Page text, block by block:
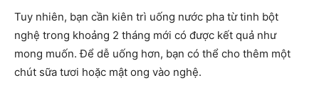
Tuy nhiên, bạn cần kiên trì uống nước pha từ tinh bột
nghệ trong khoảng 2 tháng mới có được kết quả như
mong muốn. Để dễ uống hơn, bạn có thể cho thêm một
chút sữa tươi hoặc mật ong vào nghệ.